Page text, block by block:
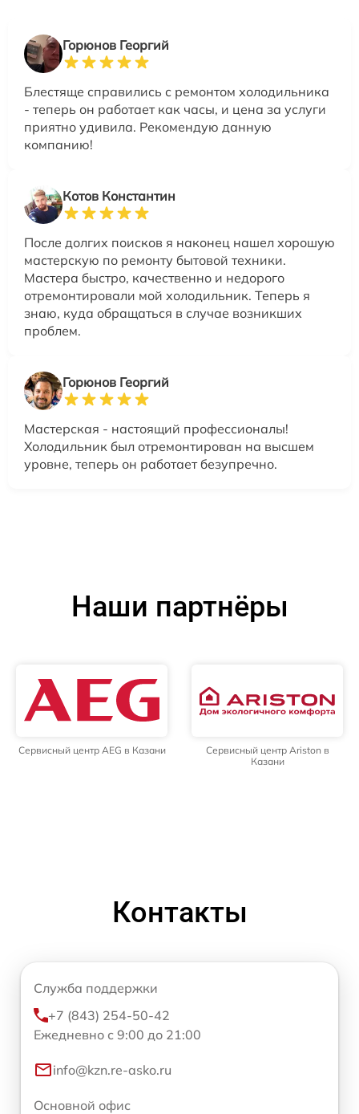
Горюнов Георгий
Блестяще справились с ремонтом холодильника
- теперь он работает как часы, и цена за услуги
приятно удивила. Рекомендую данную
компанию!
Котов Константин
После долгих поисков я наконец нашел хорошую
мастерскую по ремонту бытовой техники.
Мастера быстро, качественно и недорого
отремонтировали мой холодильник. Теперь я
знаю, куда обращаться в случае возникших
проблем.
Горюнов Георгий
Мастерская - настоящий профессионалы!
Холодильник был отремонтирован на высшем
уровне, теперь он работает безупречно.
Наши партнёры
Сервисный центр AEG в Казани
Сервисный центр Ariston в
Казани
Контакты
Служба поддержки
+7 (843) 254-50-42
Ежедневно с 9:00 до 21:00
info@kzn.re-asko.ru
Основной офис